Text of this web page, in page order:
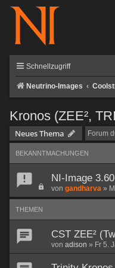
Schnellzugriff
Neutrino-Images
Kronos (ZEE²,
Neues Thema
BEKANNTMACHUNGEN
NI-Image
von gandharva »
THEMEN
CST ZEE²
von adison » Fr 5.